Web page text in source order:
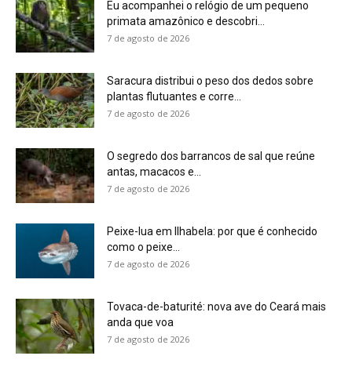
7 de agosto de 2026
7 de agosto de 2026